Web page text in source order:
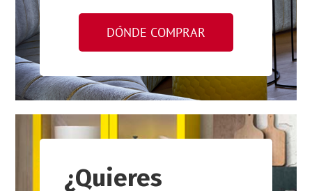
DÓNDE COMPRAR
¿Quieres